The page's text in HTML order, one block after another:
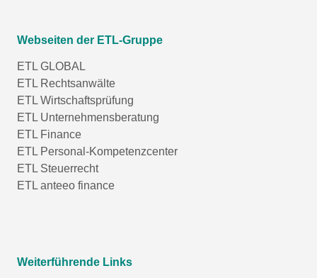
Webseiten der ETL-Gruppe
ETL GLOBAL
ETL Rechtsanwälte
ETL Wirtschaftsprüfung
ETL Unternehmensberatung
ETL Finance
ETL Personal-Kompetenzcenter
ETL Steuerrecht
ETL anteeo finance
Weiterführende Links